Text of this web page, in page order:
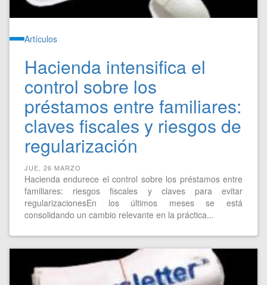
Artículos
Hacienda intensifica el
control sobre los
préstamos entre familiares:
claves fiscales y riesgos de
regularización
JUE, 26 MARZO
Hacienda endurece el control sobre los préstamos entre
familiares: riesgos fiscales y claves para evitar
regularizacionesEn los últimos meses se está
consolidando un cambio relevante en la práctica...